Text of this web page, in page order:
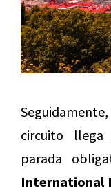
circuito
parada
International